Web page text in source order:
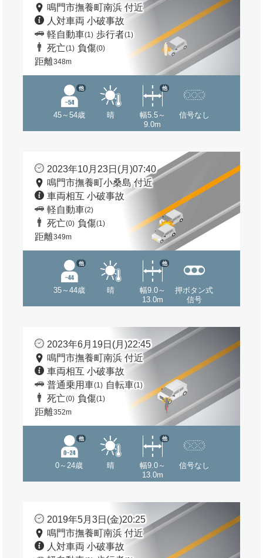
鳴門市撫養町南浜 付近
人対車両 小破事故
軽自動車(1) 歩行者(1)
死亡(1) 負傷(0)
距離348m
45～54歳
他
晴
幅5.5～
9.0m
他
信号なし
2023年10月23日(月)07:40
鳴門市撫養町小桑島 付近
車両相互 小破事故
軽自動車(2)
死亡(0) 負傷(1)
距離349m
35～44歳
他
晴
幅9.0～
13.0m
他
押ボタン式
信号
2023年6月19日(月)22:45
鳴門市撫養町南浜 付近
車両相互 小破事故
普通乗用車(1) 自転車(1)
死亡(0) 負傷(1)
距離352m
0～24歳
他
晴
幅9.0～
13.0m
他
信号なし
2019年5月3日(金)20:25
鳴門市撫養町南浜 付近
人対車両 小破事故